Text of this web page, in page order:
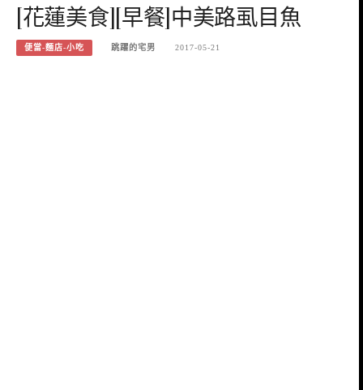
[花蓮美食][早餐]中美路虱目魚
便當-麵店-小吃 跳躍的宅男 2017-05-21